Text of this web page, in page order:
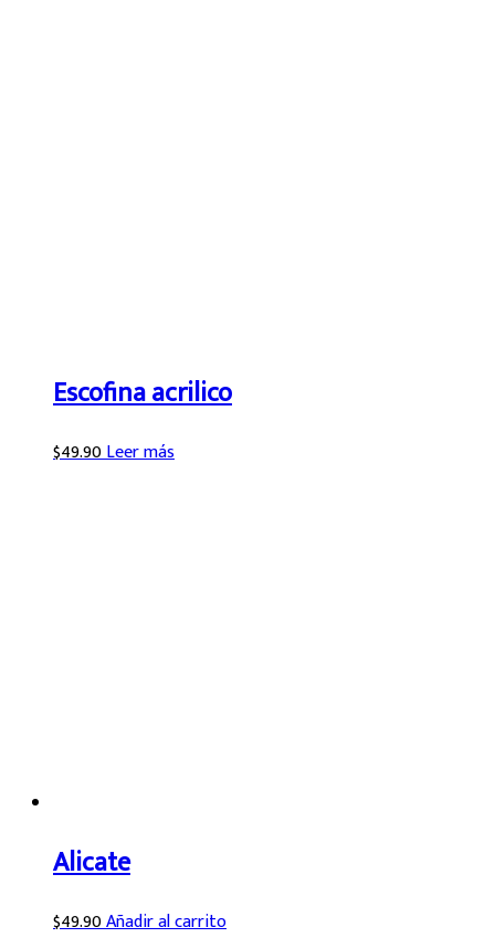
Escofina acrilico
$49.90Leer más
Alicate
$49.90Añadir al carrito